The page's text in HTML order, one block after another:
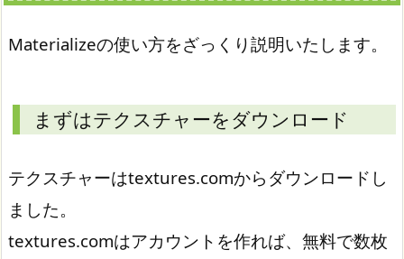
Materializeの使い方をざっくり説明いたします。
まずはテクスチャーをダウンロード
テクスチャーはtextures.comからダウンロードし
ました。
textures.comはアカウントを作れば、無料で数枚